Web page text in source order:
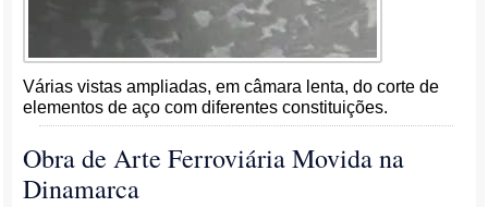
Várias vistas ampliadas, em câmara lenta, do corte de
elementos de aço com diferentes constituições.
Obra de Arte Ferroviária Movida na
Dinamarca